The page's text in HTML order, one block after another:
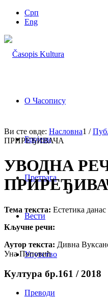
Срп
Eng
О Часопису
Бројеви
Претрага
Вести
Упутство
Преводи
Ви сте овде: Насловна1 /
ПРИРЕЂИВАЧА
УВОДНА
Тема текста: Естетика данас
Кључне речи:
Аутор текста: Дивна
Уна Поповић
Култура бр.161 / 2018